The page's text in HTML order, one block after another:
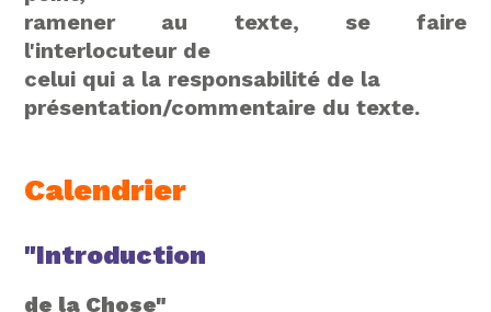
ramener au texte, se faire
l'interlocuteur de
celui qui a la responsabilité de la
présentation/commentaire du texte.
Calendrier
"Introduction
de la Chose"